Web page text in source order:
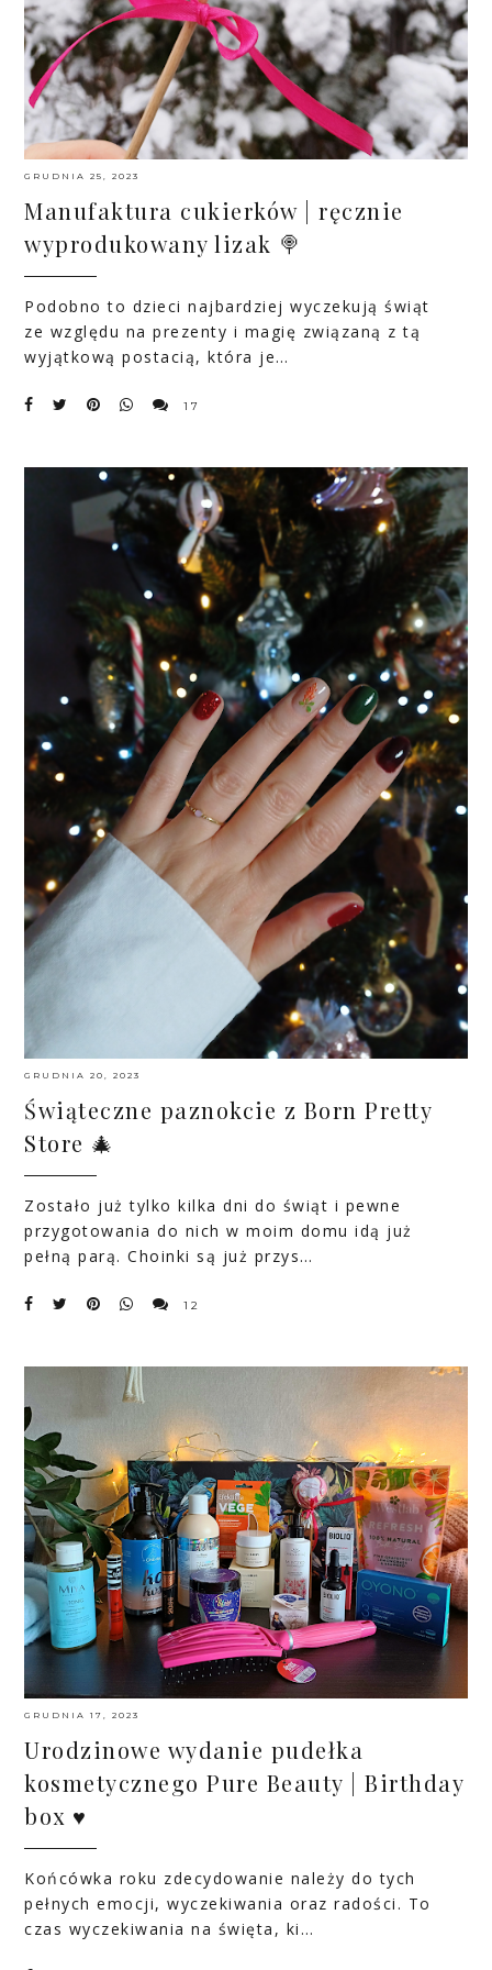
GRUDNIA 25, 2023
Manufaktura cukierków | ręcznie
wyprodukowany lizak 🍭
Podobno to dzieci najbardziej wyczekują świąt
ze względu na prezenty i magię związaną z tą
wyjątkową postacią, która je…
17
GRUDNIA 20, 2023
Świąteczne paznokcie z Born Pretty
Store 🎄
Zostało już tylko kilka dni do świąt i pewne
przygotowania do nich w moim domu idą już
pełną parą. Choinki są już przys…
12
GRUDNIA 17, 2023
Urodzinowe wydanie pudełka
kosmetycznego Pure Beauty | Birthday
box ♥
Końcówka roku zdecydowanie należy do tych
pełnych emocji, wyczekiwania oraz radości. To
czas wyczekiwania na święta, ki…